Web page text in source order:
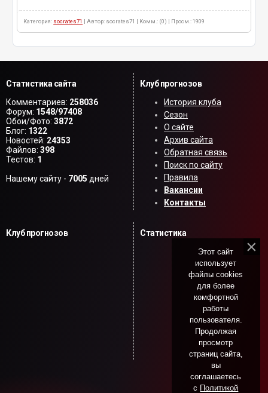
Категория: socrates71 | Автор: socrates71 | Комм.: (0) | Просм.: 1909
Статистика сайта
Комментариев: 258036
Форум: 1548/97408
Обои/Фото: 3872
Блог: 1322
Новостей: 24353
Файлов: 398
Тестов: 1
Нашему сайту - 7005 дней
Клуб прогнозов
История клуба
Сезон
О сайте
Архив сайта
Обратная связь
Поиск по сайту
Правила
Вакансии
Контакты
Клуб прогнозов Статистика
Этот сайт
использует
файлы cookies
для более
комфортной
работы
пользователя.
Продолжая
просмотр
страниц сайта,
вы
соглашаетесь
с Политикой